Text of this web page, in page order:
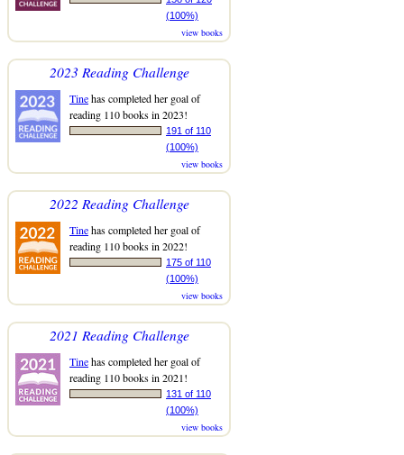
(100%)
view books
2023 Reading Challenge
Tinehas completed her goal of
reading 110 books in 2023!
191 of 110
(100%)
view books
2022 Reading Challenge
Tinehas completed her goal of
reading 110 books in 2022!
175 of 110
(100%)
view books
2021 Reading Challenge
Tinehas completed her goal of
reading 110 books in 2021!
131 of 110
(100%)
view books